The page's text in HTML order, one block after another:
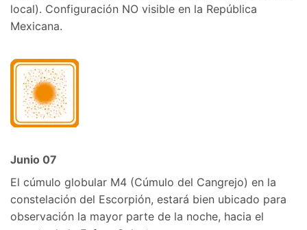
local). Configuración NO visible en la República
Mexicana.
Junio 07
El cúmulo globular M4 (Cúmulo del Cangrejo) en la
constelación del Escorpión, estará bien ubicado para
observación la mayor parte de la noche, hacia el